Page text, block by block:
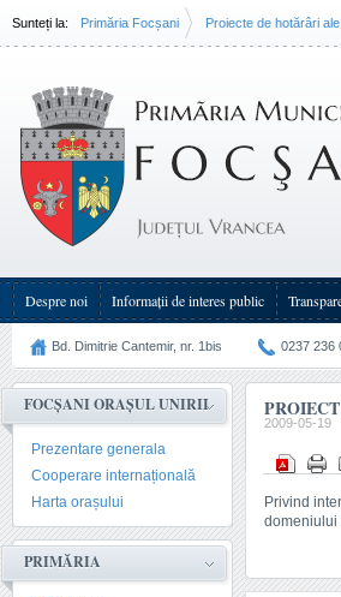
Sunteți la: Primăria Focșani Proiecte de hotărâri
Despre noi Informații de interes public
Bd. Dimitrie Cantemir, nr. 1bis 0237 236
FOCȘANI ORAȘUL UNIRII
Prezentare generala
Cooperare internațională
Harta orașului
PRIMĂRIA
2009-05-19
Privind
domeniului